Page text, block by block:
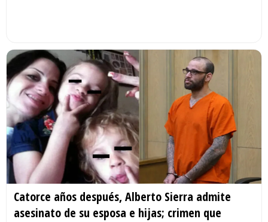
Catorce años después, Alberto Sierra admite
asesinato de su esposa e hijas; crimen que